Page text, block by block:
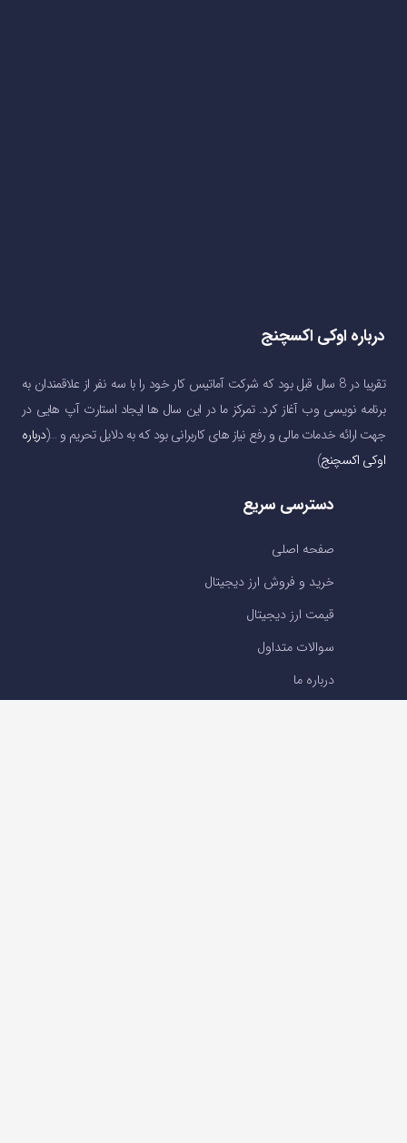
درباره اوکی اکسچنج
تقریبا در 8 سال قبل بود که شرکت آماتیس کار خود را با سه نفر از علاقمندان به
برنامه نویسی وب آغاز کرد. تمرکز ما در این سال ها ایجاد استارت آپ هایی در
جهت ارائه خدمات مالی و رفع نیاز های کاربرانی بود که به دلایل تحریم و …(درباره
اوکی اکسچنج)
دسترسی سریع
صفحه اصلی
خرید و فروش ارز دیجیتال
قیمت ارز دیجیتال
سوالات متداول
درباره ما